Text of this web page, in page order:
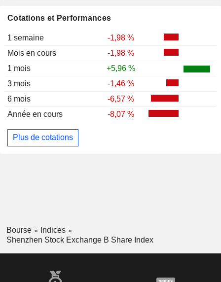
Cotations et Performances
1 semaine
-1,98 %
Mois en cours
-1,98 %
1 mois
+5,96 %
3 mois
-1,46 %
6 mois
-6,57 %
Année en cours
-8,07 %
Plus de cotations
Bourse
Indices
Shenzhen Stock Exchange B Share Index